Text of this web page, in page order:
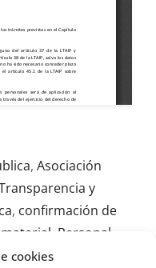
cookies
, Asociación
y
, confirmación de
material Personal